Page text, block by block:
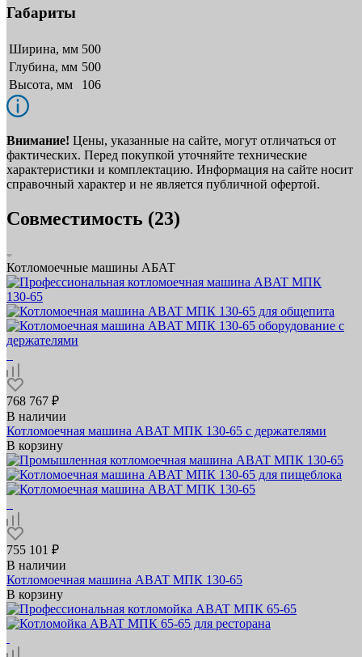
Габариты
Ширина, мм 500
Глубина, мм 500
Высота, мм
106
Внимание! Цены, указанные на сайте, могут отличаться от
фактических. Перед покупкой уточняйте технические
характеристики и комплектацию. Информация на сайте носит
справочный характер и не является публичной офертой.
Совместимость (23)
Котломоечные машины АБАТ
768 767 ₽
В наличии
Котломоечная машина ABAT МПК 130‑65 с держателями
В корзину
755 101 ₽
В наличии
Котломоечная машина ABAT МПК 130‑65
В корзину